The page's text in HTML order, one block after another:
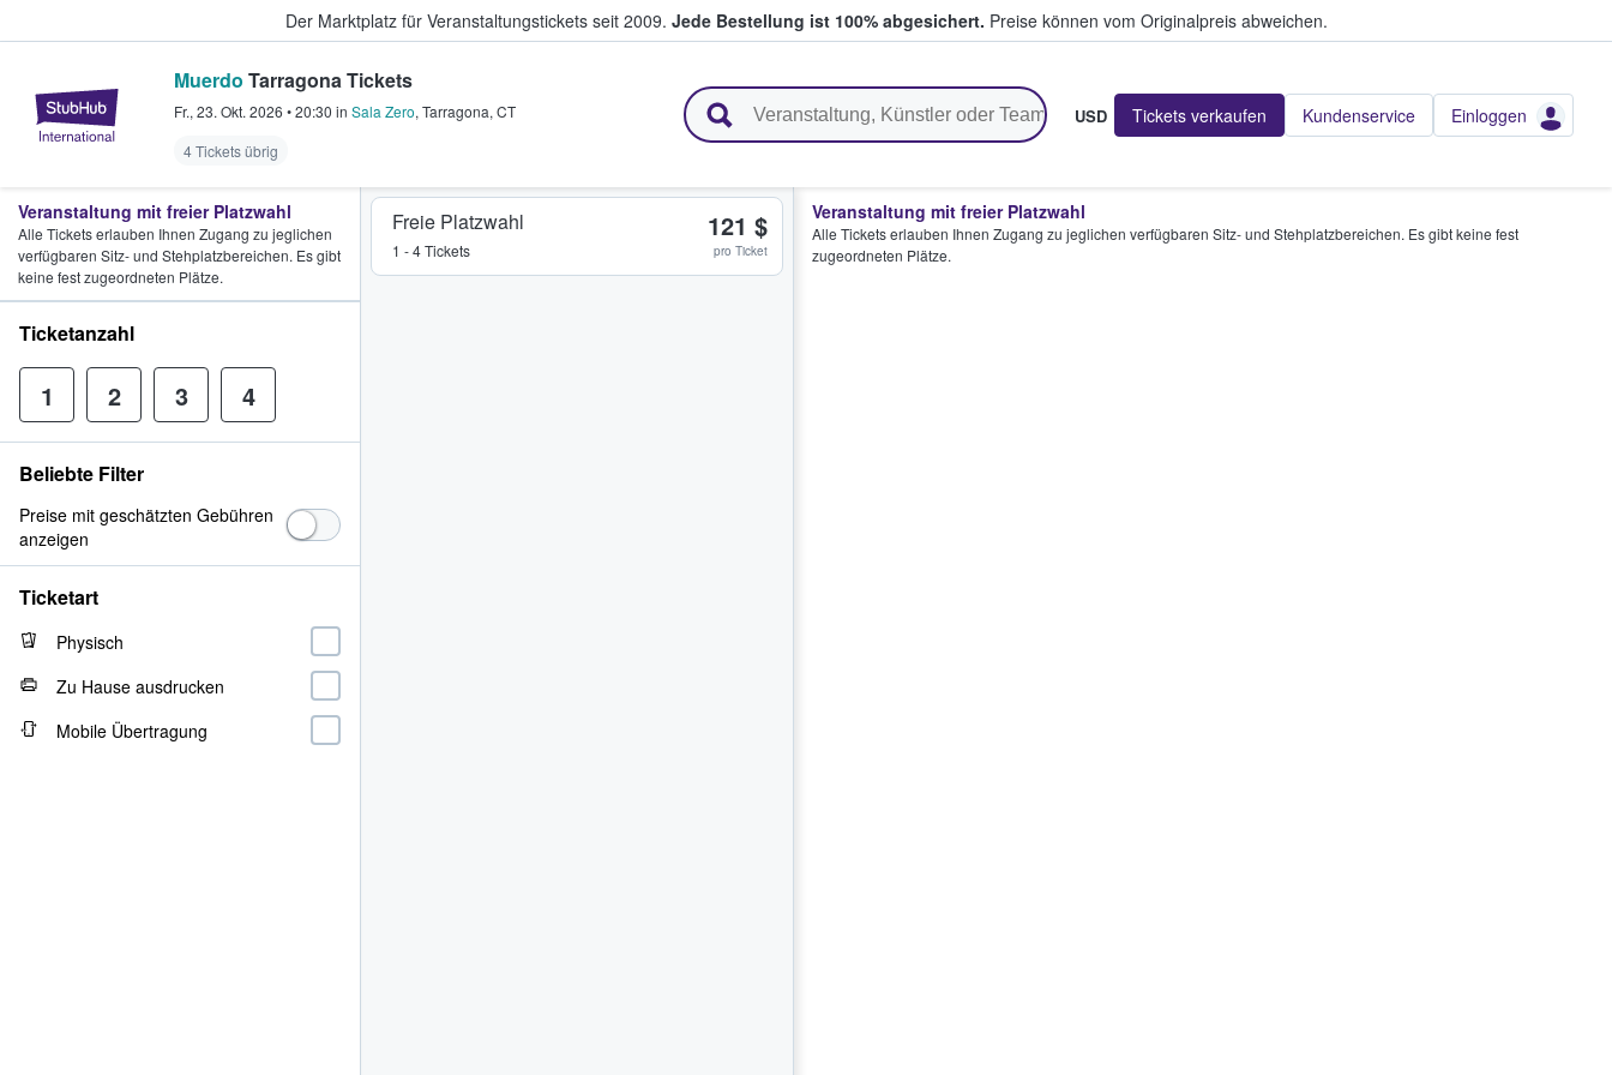
Der Marktplatz für Veranstaltungstickets seit 2009. Jede Bestellung ist 100% abgesichert. Preise können vom Originalpreis abweichen.
StubHub - Wo Fans Tickets kaufen & verkaufen
Muerdo Tarragona Tickets
Fr., 23. Okt. 2026 •20:30 in Sala Zero, Tarragona, CT
4 Tickets übrig
USD Tickets verkaufen Kundenservice Einloggen
Freie Platzwahl
1 - 4 Tickets
121 $
pro Ticket
Veranstaltung mit freier Platzwahl
Alle Tickets erlauben Ihnen Zugang zu jeglichen verfügbaren Sitz- und Stehplatzbereichen. Es gibt keine fest
zugeordneten Plätze.
Veranstaltung mit freier Platzwahl
Alle Tickets erlauben Ihnen Zugang zu jeglichen
verfügbaren Sitz- und Stehplatzbereichen. Es gibt
keine fest zugeordneten Plätze.
Ticketanzahl
1 2 3 4
Beliebte Filter
Preise mit geschätzten Gebühren
anzeigen
Ticketart
Physisch
Zu Hause ausdrucken
Mobile Übertragung